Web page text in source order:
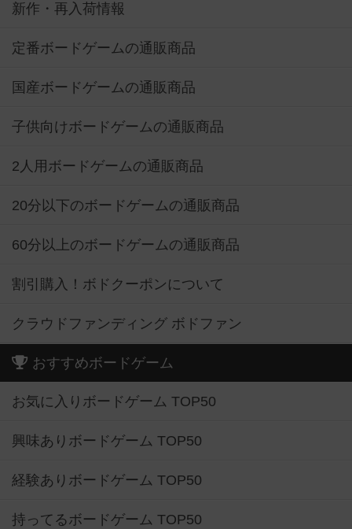
新作・再入荷情報
定番ボードゲームの通販商品
国産ボードゲームの通販商品
子供向けボードゲームの通販商品
2人用ボードゲームの通販商品
20分以下のボードゲームの通販商品
60分以上のボードゲームの通販商品
割引購入！ボドクーポンについて
クラウドファンディング ボドファン
おすすめボードゲーム
お気に入りボードゲーム TOP50
興味ありボードゲーム TOP50
経験ありボードゲーム TOP50
持ってるボードゲーム TOP50